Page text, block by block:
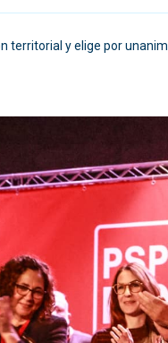
territorial y elige por